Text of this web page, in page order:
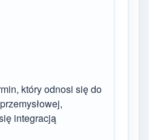
który odnosi się do
integracją